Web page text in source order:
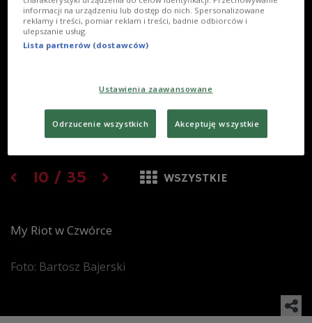
10 / 35 WSZYSTKIE
My Riot w Czwórce
Foto: Bartosz Bajerski
informacji na urządzeniu lub dostęp do nich. Spersonalizowane
reklamy i treści, pomiar reklam i treści, badnie odbiorców i
ulepszanie usług.
Lista partnerów (dostawców)
Ustawienia zaawansowane
Odrzucenie wszystkich Akceptuję wszystkie